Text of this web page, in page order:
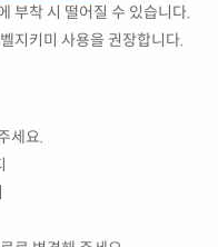
부착 시 떨어질 수 있습니다.
지키미 사용을 권장합니다.
세요.